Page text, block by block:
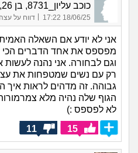
כוכב עליון_8731, בן 26, אורח
18/06/25 17:22 דווח על עצה
אני לא יודע אם השאלה
מפספס את אחד הדברים הכי
וגם לבחורה. אני נהנה לעשות
רק עם נשים שמטפחות את
גבוהה. זה מדהים לראות איך
הגוף שלה נהיה מלא
לא לפספס :)
15
11